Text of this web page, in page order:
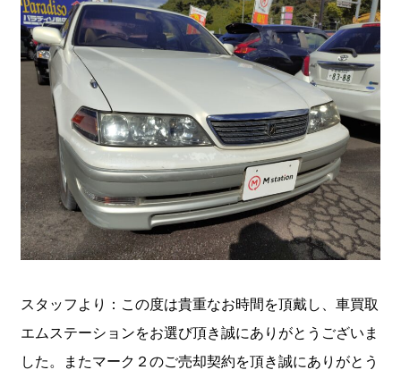
スタッフより：この度は貴重なお時間を頂戴し、車買取
エムステーションをお選び頂き誠にありがとうございま
した。またマーク２のご売却契約を頂き誠にありがとう